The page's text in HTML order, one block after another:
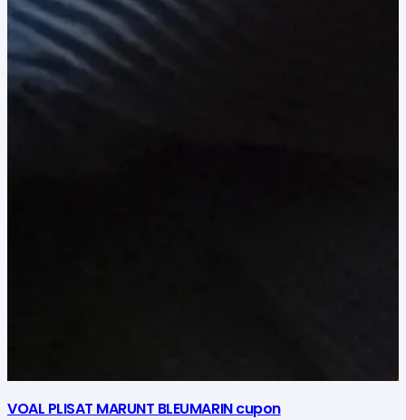
VOAL PLISAT MARUNT BLEUMARIN cupon